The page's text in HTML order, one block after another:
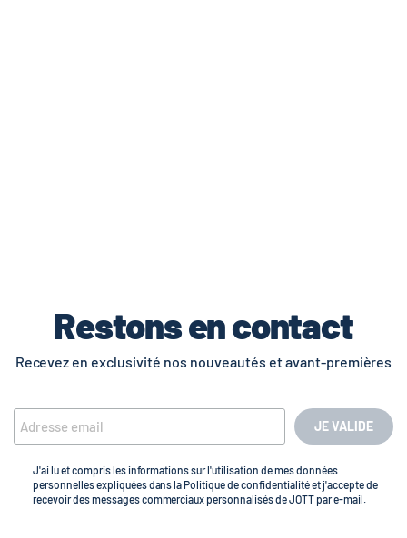
Restons en contact
Recevez en exclusivité nos nouveautés et avant-premières
JE VALIDE
J'ai lu et compris les informations sur l'utilisation de mes données
personnelles expliquées dans la Politique de confidentialité et j'accepte de
recevoir des messages commerciaux personnalisés de JOTT par e-mail.